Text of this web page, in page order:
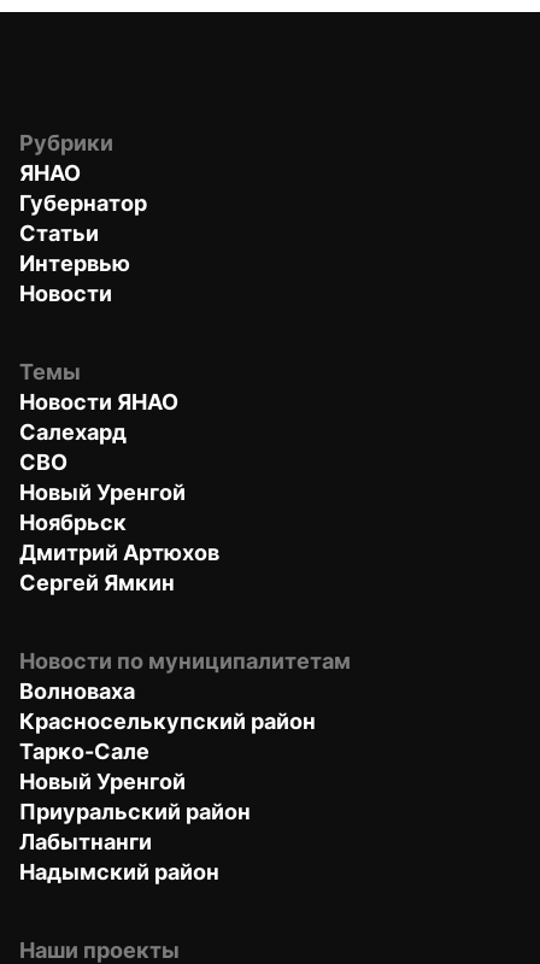
Рубрики
ЯНАО
Губернатор
Статьи
Интервью
Новости
Темы
Новости ЯНАО
Салехард
СВО
Новый Уренгой
Ноябрьск
Дмитрий Артюхов
Сергей Ямкин
Новости по муниципалитетам
Волноваха
Красноселькупский район
Тарко-Сале
Новый Уренгой
Приуральский район
Лабытнанги
Надымский район
Наши проекты